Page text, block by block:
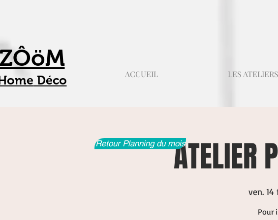
Déco ACCUEIL LES ATELIERS
ATELIER
ven. 14
Pour
Retour Planning du mois